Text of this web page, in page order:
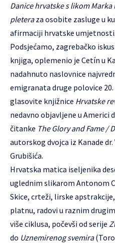
Danice hrvatske s likom Marka
pleteraza osobite zasluge u
afirmaciji hrvatske umjetnosti.
Podsjećamo, zagrebačko
knjiga, oplemenio je Cetín u
nadahnuto naslovnice
emigranata druge polovice
glasovite knjižnice Hrvatske
nedavno objavljene u Americi
čitanke The Glory and Fame /
autorskog dvojca iz Kanade
Grubišića.
Hrvatska matica iseljenika
uglednim slikarom Antonom
Skice, crteži, lirske
platnu, radovi u raznim
više ciklusa, počevši od serije
do Uznemirenog svemira